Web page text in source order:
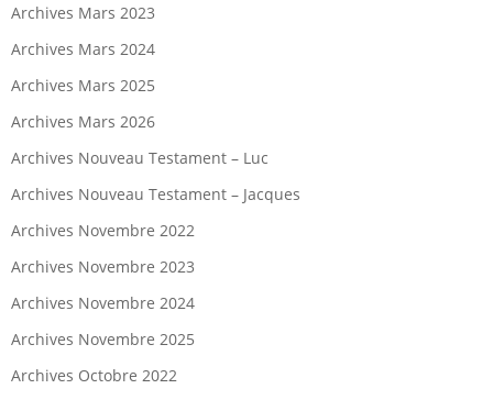
Archives Mars 2023
Archives Mars 2024
Archives Mars 2025
Archives Mars 2026
Archives Nouveau Testament – Luc
Archives Nouveau Testament – Jacques
Archives Novembre 2022
Archives Novembre 2023
Archives Novembre 2024
Archives Novembre 2025
Archives Octobre 2022